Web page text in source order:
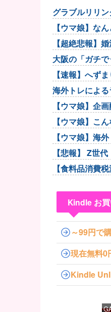
グラブルリリ
【ウマ娘】な
【超絶悲報】
大阪の「ガチ
【速報】へず
海外トレによ
【ウマ娘】企
【ウマ娘】こ
【ウマ娘】海
【悲報】 Z世
【食料品消費
Kindle お
～99円で
現在無料0
Kindle